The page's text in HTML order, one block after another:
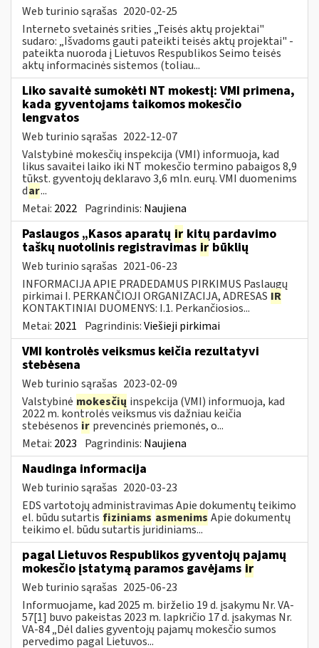
Web turinio sąrašas 2020-02-25
Interneto svetainės srities „Teisės aktų projektai"
sudaro: „Išvadoms gauti pateikti teisės aktų projektai" -
pateikta nuoroda į Lietuvos Respublikos Seimo teisės
aktų informacinės sistemos (toliau...
Liko savaitė sumokėti NT mokestį: VMI primena,
kada gyventojams taikomos mokesčio
lengvatos
Web turinio sąrašas 2022-12-07
Valstybinė mokesčių inspekcija (VMI) informuoja, kad
likus savaitei laiko iki NT mokesčio termino pabaigos 8,9
tūkst. gyventojų deklaravo 3,6 mln. eurų. VMI duomenims
dar...
Metai: 2022 Pagrindinis: Naujiena
Paslaugos „Kasos aparatų ir kitų pardavimo
taškų nuotolinis registravimas ir būklių
Web turinio sąrašas 2021-06-23
INFORMACIJA APIE PRADEDAMUS PIRKIMUS Paslaugų
pirkimai I. PERKANČIOJI ORGANIZACIJA, ADRESAS IR
KONTAKTINIAI DUOMENYS: I.1. Perkančiosios...
Metai: 2021 Pagrindinis:Viešieji pirkimai
VMI kontrolės veiksmus keičia rezultatyvi
stebėsena
Web turinio sąrašas 2023-02-09
Valstybinė mokesčių inspekcija (VMI) informuoja, kad
2022 m. kontrolės veiksmus vis dažniau keičia
stebėsenos ir prevencinės priemonės, o...
Metai: 2023 Pagrindinis: Naujiena
Naudinga informacija
Web turinio sąrašas 2020-03-23
EDS vartotojų administravimas Apie dokumentų teikimo
el. būdu sutartis fiziniams asmenims Apie dokumentų
teikimo el. būdu sutartis juridiniams...
pagal Lietuvos Respublikos gyventojų pajamų
mokesčio įstatymą paramos gavėjams ir
Web turinio sąrašas 2025-06-23
Informuojame, kad 2025 m. birželio 19 d. įsakymu Nr. VA-
57[1] buvo pakeistas 2023 m. lapkričio 17 d. įsakymas Nr.
VA-84 „Dėl dalies gyventojų pajamų mokesčio sumos
pervedimo pagal Lietuvos...